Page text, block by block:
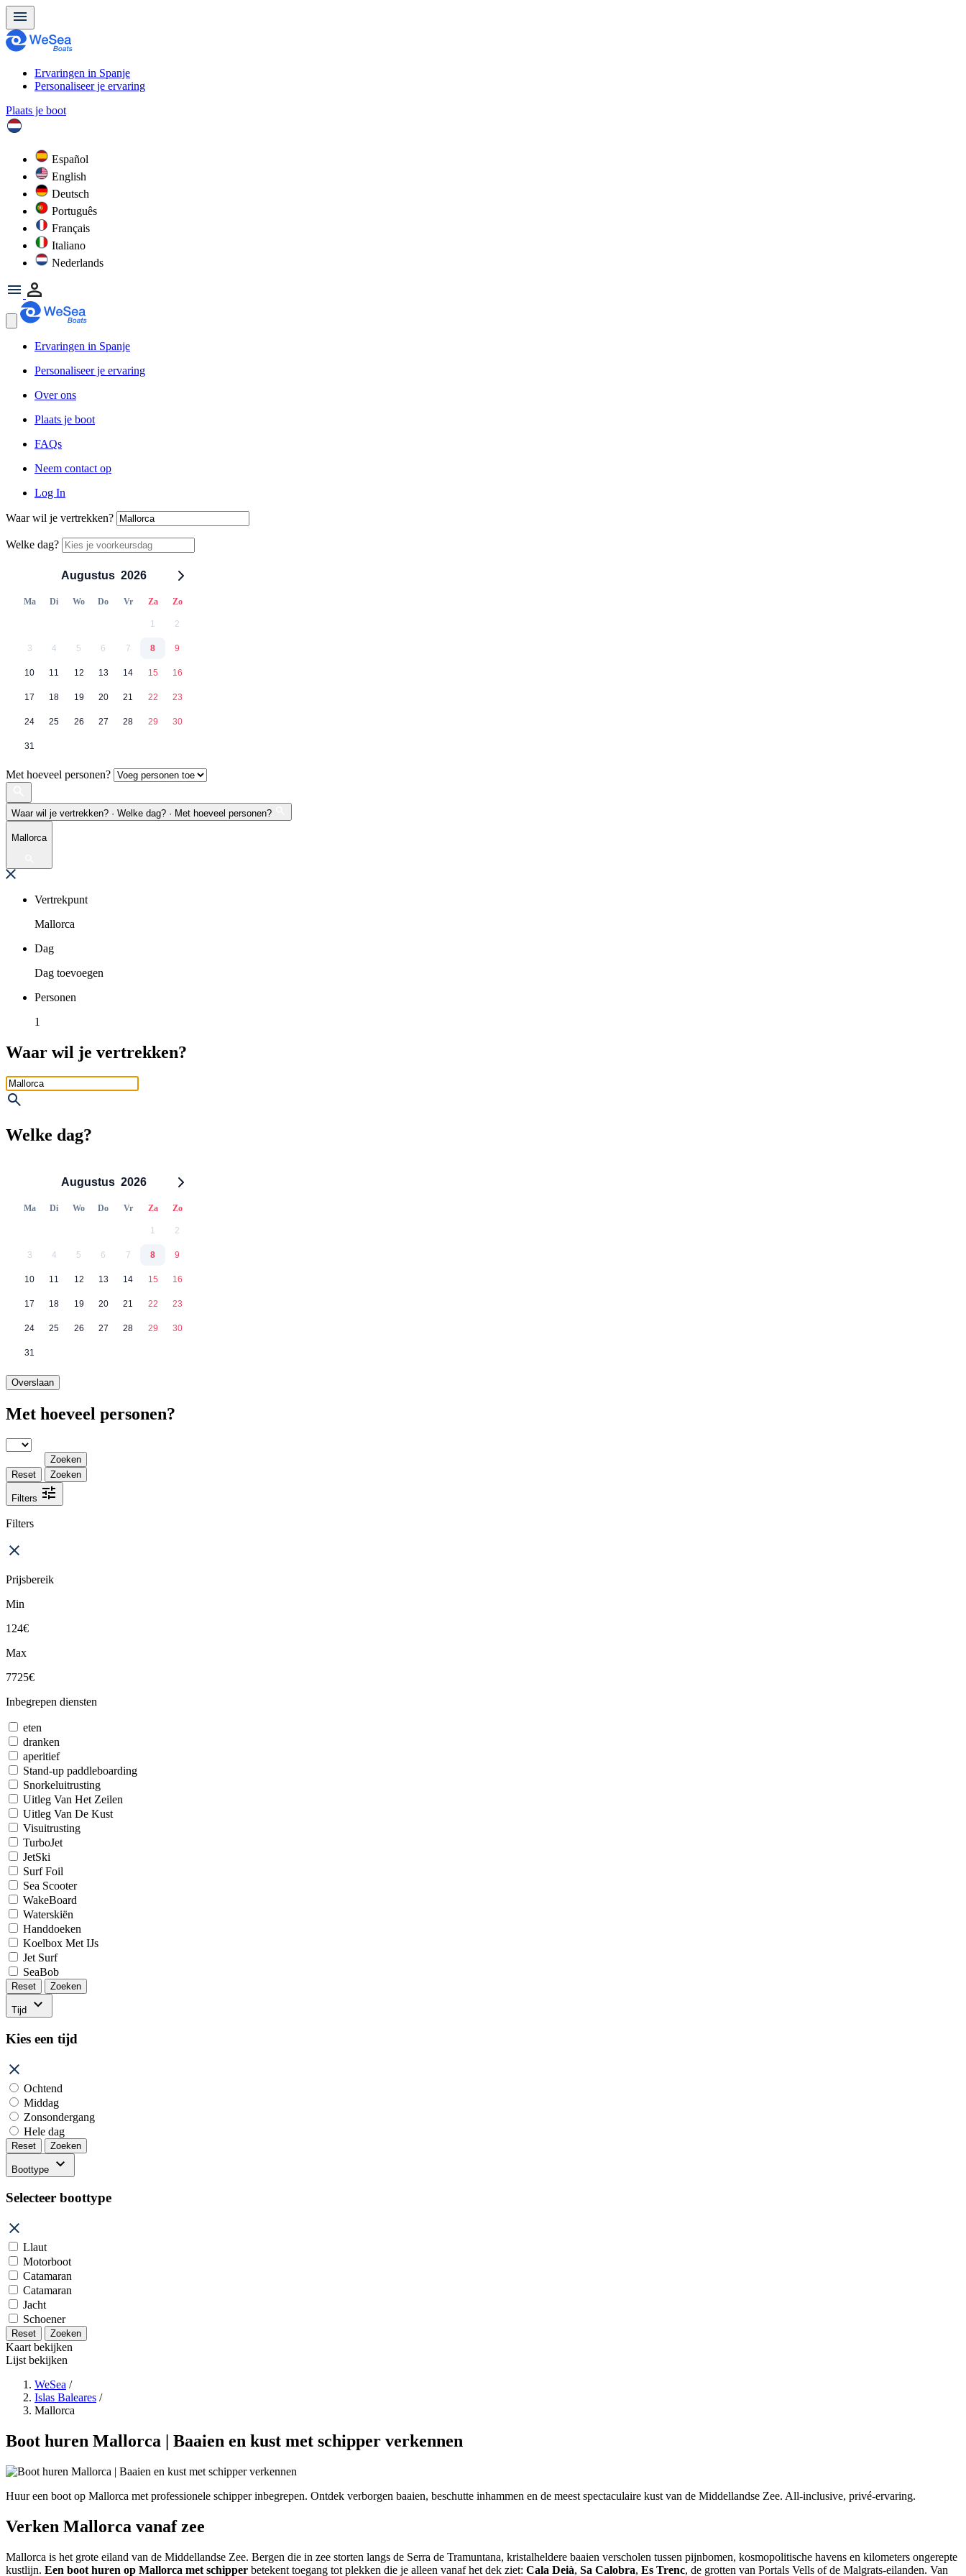
Ervaringen in Spanje
Personaliseer je ervaring
Plaats je boot
Español
English
Deutsch
Português
Français
Italiano
Nederlands
Ervaringen in Spanje
Personaliseer je ervaring
Over ons
Plaats je boot
FAQs
Neem contact op
Log In
Waar wil je vertrekken?
Welke dag?
Augustus 2026
Ma Di Wo Do Vr Za Zo
1 2
3 4 5 6 7 8 9
10 11 12 13 14 15 16
17 18 19 20 21 22 23
24 25 26 27 28 29 30
31
Met hoeveel personen?
Waar wil je vertrekken? · Welke dag? · Met hoeveel personen?
Mallorca
Vertrekpunt
Mallorca
Dag
Dag toevoegen
Personen
1
Waar wil je vertrekken?
Welke dag?
Augustus 2026
Ma Di Wo Do Vr Za Zo
1 2
3 4 5 6 7 8 9
10 11 12 13 14 15 16
17 18 19 20 21 22 23
24 25 26 27 28 29 30
31
Overslaan
Met hoeveel personen?
Zoeken
Reset
Zoeken
Filters
Filters
Prijsbereik
Min
124€
Max
7725€
Inbegrepen diensten
eten
dranken
aperitief
Stand-up paddleboarding
Snorkeluitrusting
Uitleg Van Het Zeilen
Uitleg Van De Kust
Visuitrusting
TurboJet
JetSki
Surf Foil
Sea Scooter
WakeBoard
Waterskiën
Handdoeken
Koelbox Met IJs
Jet Surf
SeaBob
Reset Zoeken
Tijd
Kies een tijd
Ochtend
Middag
Zonsondergang
Hele dag
Reset Zoeken
Boottype
Selecteer boottype
Llaut
Motorboot
Catamaran
Catamaran
Jacht
Schoener
Reset Zoeken
Kaart bekijken
Lijst bekijken
WeSea /
Islas Baleares /
Mallorca
Boot huren Mallorca | Baaien en kust met schipper verkennen
Huur een boot op Mallorca met professionele schipper inbegrepen. Ontdek verborgen baaien, beschutte inhammen en de meest spectaculaire kust van de Middellandse Zee. All-inclusive, privé-ervaring.
Verken Mallorca vanaf zee
Mallorca is het grote eiland van de Middellandse Zee. Bergen die in zee storten langs de Serra de Tramuntana, kristalheldere baaien verscholen tussen pijnbomen, kosmopolitische havens en kilometers ongerepte
kustlijn. Een boot huren op Mallorca met schipper betekent toegang tot plekken die je alleen vanaf het dek ziet: Cala Deià, Sa Calobra, Es Trenc, de grotten van Portals Vells of de Malgrats-eilanden. Van